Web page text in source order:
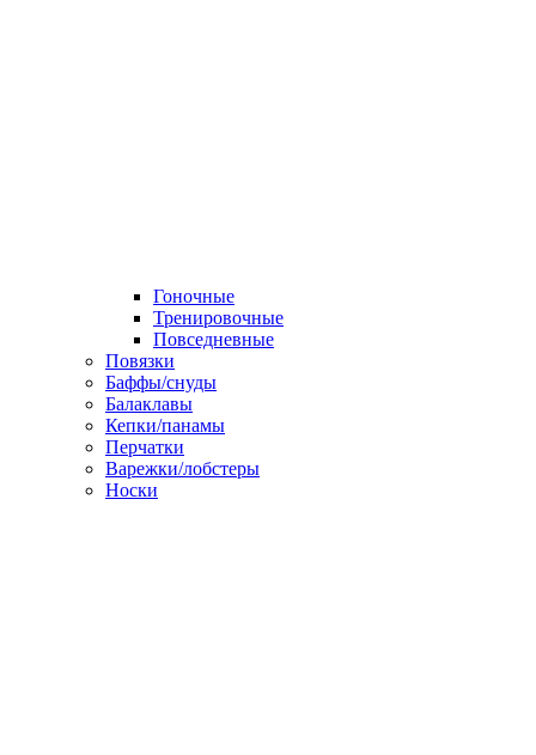
Гоночные
Тренировочные
Повседневные
Повязки
Баффы/снуды
Балаклавы
Кепки/панамы
Перчатки
Варежки/лобстеры
Носки